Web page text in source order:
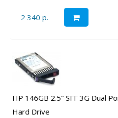
2 340 р.
HP 146GB 2.5" SFF 3G Dual
Hard Drive